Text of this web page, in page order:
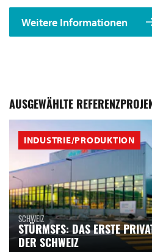
Weitere Informationen
AUSGEWÄHLTE
INDUSTRIE/PRODUKTION
SCHWEIZ
STÜRMSFS: DAS ERSTE
DER SCHWEIZ